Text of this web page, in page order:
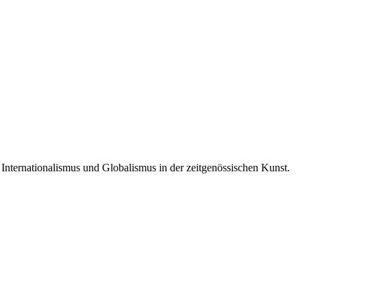
und Globalismus in der zeitgenössischen Kunst.